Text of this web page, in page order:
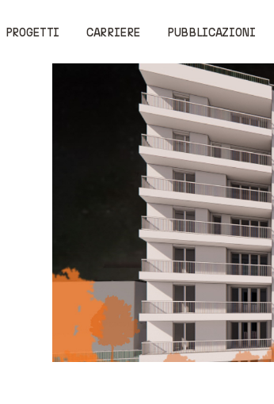
PROGETTI CARRIERE PUBBLICAZIONI